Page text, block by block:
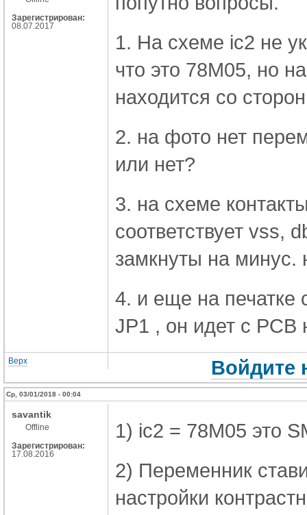
Зарегистрирован:
08.07.2017
1. На схеме ic2 не
что это 78M05, но
находится со
2. на фото нет
или нет?
3. на схеме
соответствует vss,
замкнуты на минус.
4. и еще на печатке
JP1 , он идет с
Верх Войдите
Ср, 03/01/2018 - 00:04
savantik
Offline
Зарегистрирован:
17.08.2016
1) ic2 = 78M05 это
2) Переменник
настройки